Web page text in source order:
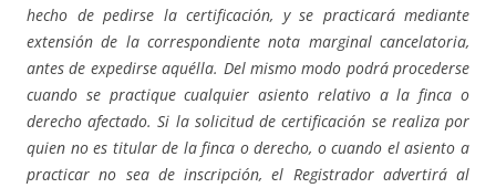
hecho de pedirse la certificación, y se practicará mediante
extensión de la correspondiente nota marginal cancelatoria,
antes de expedirse aquélla. Del mismo modo podrá procederse
cuando se practique cualquier asiento relativo a la finca o
derecho afectado. Si la solicitud de certificación se realiza por
quien no es titular de la finca o derecho, o cuando el asiento a
practicar no sea de inscripción, el Registrador advertirá al